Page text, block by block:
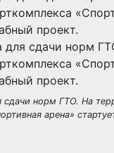
для сдачи норм
проект.
сдачи норм ГТО. На
арена»